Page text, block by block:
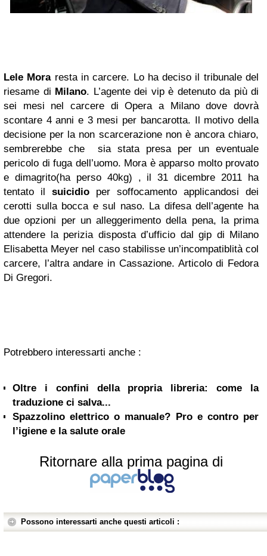
Lele Moraresta in carcere. Lo ha deciso il tribunale del
riesame di Milano. L’agente dei vip è detenuto da più di
sei mesi nel carcere di Opera a Milano dove dovrà
scontare 4 anni e 3 mesi per bancarotta. Il motivo della
decisione per la non scarcerazione non è ancora chiaro,
sembrerebbe che sia stata presa per un eventuale
pericolo di fuga dell’uomo. Mora è apparso molto provato
e dimagrito(ha perso 40kg) , il 31 dicembre 2011 ha
tentato il suicidio per soffocamento applicandosi dei
cerotti sulla bocca e sul naso. La difesa dell’agente ha
due opzioni per un alleggerimento della pena, la prima
attendere la perizia disposta d’ufficio dal gip di Milano
Elisabetta Meyer nel caso stabilisse un’incompatiblità col
carcere, l’altra andare in Cassazione. Articolo di Fedora
Di Gregori.
Potrebbero interessarti anche :
Oltre i confini della propria libreria: come la
traduzione ci salva...
Spazzolino elettrico o manuale? Pro e contro per
l’igiene e la salute orale
Ritornare alla prima pagina di
Possono interessarti anche questi articoli :